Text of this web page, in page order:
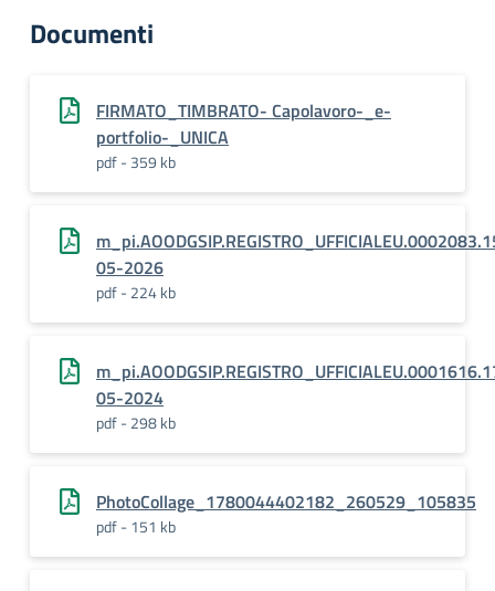
Documenti
FIRMATO_TIMBRATO- Capolavoro-_e-
portfolio-_UNICA
pdf - 359 kb
05-2026
pdf - 224 kb
05-2024
pdf - 298 kb
PhotoCollage_1780044402182_260529_105835
pdf - 151 kb